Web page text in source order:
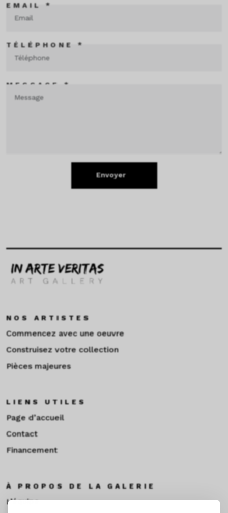
EMAIL *
TÉLÉPHONE *
MESSAGE *
Envoyer
NOS ARTISTES
Commencez avec une oeuvre
Construisez votre collection
Pièces majeures
LIENS UTILES
Page d’accueil
Contact
Financement
À PROPOS DE LA GALERIE
L’équipe